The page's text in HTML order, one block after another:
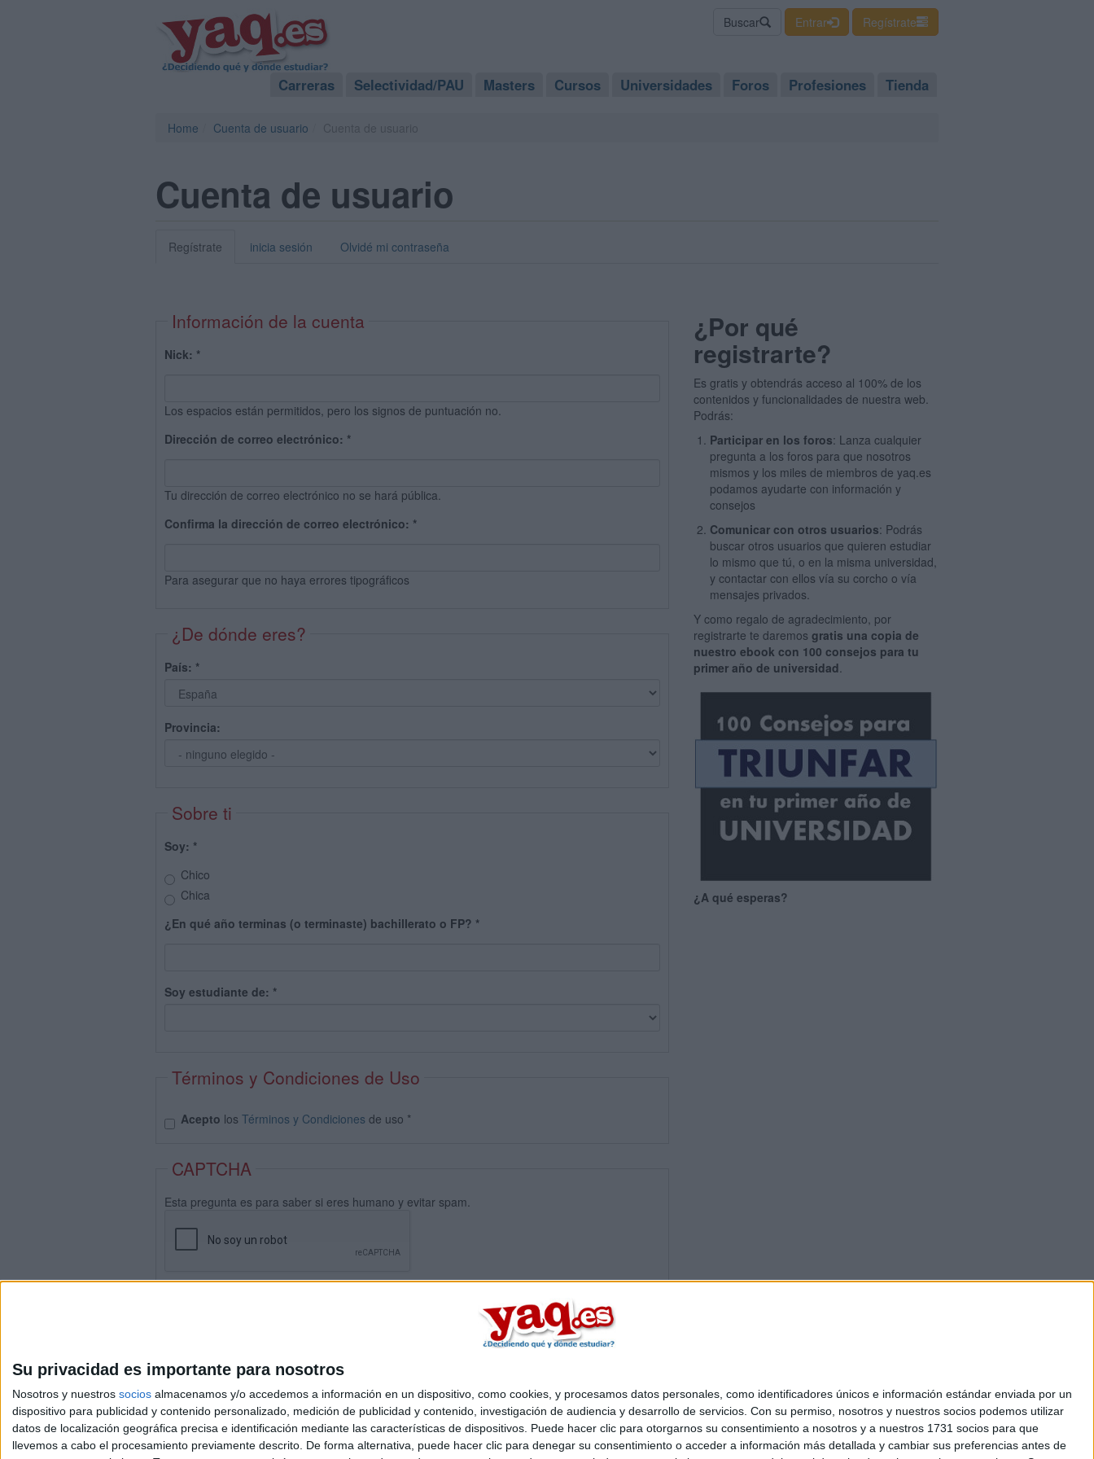
Su privacidad es importante para nosotros
Nosotros y nuestros socios almacenamos y/o accedemos a información en un dispositivo, como cookies, y procesamos datos personales, como identificadores únicos e información estándar enviada por un
dispositivo para publicidad y contenido personalizado, medición de publicidad y contenido, investigación de audiencia y desarrollo de servicios. Con su permiso, nosotros y nuestros socios podemos utilizar
datos de localización geográfica precisa e identificación mediante las características de dispositivos. Puede hacer clic para otorgarnos su consentimiento a nosotros y a nuestros 1731 socios para que
llevemos a cabo el procesamiento previamente descrito. De forma alternativa, puede hacer clic para denegar su consentimiento o acceder a información más detallada y cambiar sus preferencias antes de
Buscar Entrar Regístrate
Carreras Selectividad/PAU Masters Cursos Universidades Foros Profesiones Tienda
Home Cuenta de usuario
Cuenta de usuario
Regístrate inicia sesión Olvidé mi contraseña
Información de la cuenta
Nick: *
Los espacios están permitidos, pero los signos de puntuación no.
Dirección de correo electrónico: *
Tu dirección de correo electrónico no se hará pública.
Confirma la dirección de correo electrónico: *
Para asegurar que no haya errores tipográficos
¿De dónde eres?
País: *
Provincia:
Sobre ti
Soy: *
Chico
Chica
¿En qué año terminas (o terminaste) bachillerato o FP? *
Soy estudiante de: *
Términos y Condiciones de Uso
Acepto los Términos y Condiciones de uso *
CAPTCHA
Esta pregunta es para saber si eres humano y evitar spam.
¿Por qué
registrarte?
Es gratis y obtendrás acceso al 100% de los
contenidos y funcionalidades de nuestra web.
Podrás:
Participar en los foros: Lanza cualquier
pregunta a los foros para que nosotros
mismos y los miles de miembros de yaq.es
podamos ayudarte con información y
consejos
Comunicar con otros usuarios: Podrás
buscar otros usuarios que quieren estudiar
lo mismo que tú, o en la misma universidad,
y contactar con ellos vía su corcho o vía
mensajes privados.
Y como regalo de agradecimiento, por
registrarte te daremosgratis una copia de
nuestro ebook con 100 consejos para tu
primer año de universidad.
¿A qué esperas?
Quiénes somos |Contactar| Anúnciate
Aviso legal|Politica de privacidad|Condiciones generales|Política de cookies